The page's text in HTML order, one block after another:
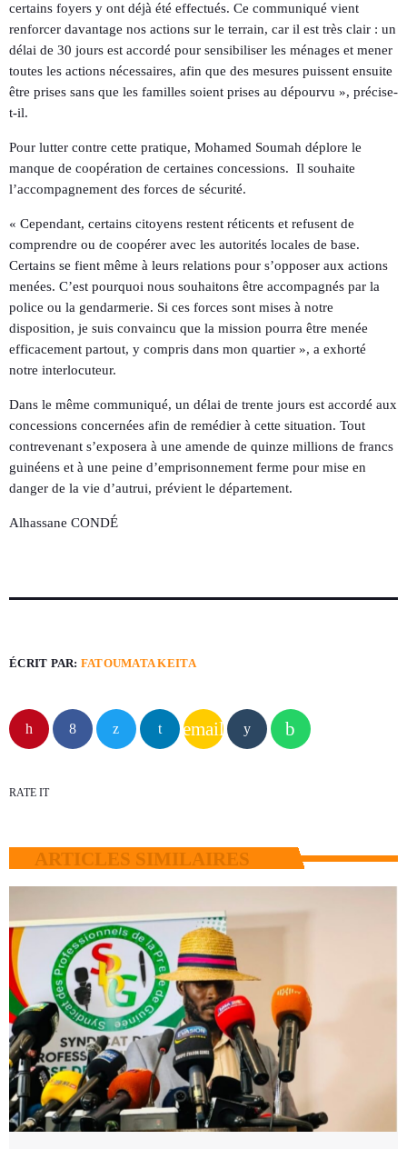
certains foyers y ont déjà été effectués. Ce communiqué vient
renforcer davantage nos actions sur le terrain, car il est très clair : un
délai de 30 jours est accordé pour sensibiliser les ménages et mener
toutes les actions nécessaires, afin que des mesures puissent ensuite
être prises sans que les familles soient prises au dépourvu », précise-
t-il.
Pour lutter contre cette pratique, Mohamed Soumah déplore le
manque de coopération de certaines concessions. Il souhaite
l’accompagnement des forces de sécurité.
« Cependant, certains citoyens restent réticents et refusent de
comprendre ou de coopérer avec les autorités locales de base.
Certains se fient même à leurs relations pour s’opposer aux actions
menées. C’est pourquoi nous souhaitons être accompagnés par la
police ou la gendarmerie. Si ces forces sont mises à notre
disposition, je suis convaincu que la mission pourra être menée
efficacement partout, y compris dans mon quartier », a exhorté
notre interlocuteur.
Dans le même communiqué, un délai de trente jours est accordé aux
concessions concernées afin de remédier à cette situation. Tout
contrevenant s’exposera à une amende de quinze millions de francs
guinéens et à une peine d’emprisonnement ferme pour mise en
danger de la vie d’autrui, prévient le département.
Alhassane CONDÉ
ÉCRIT PAR: FATOUMATA KEITA
email
RATE IT
ARTICLES SIMILAIRES